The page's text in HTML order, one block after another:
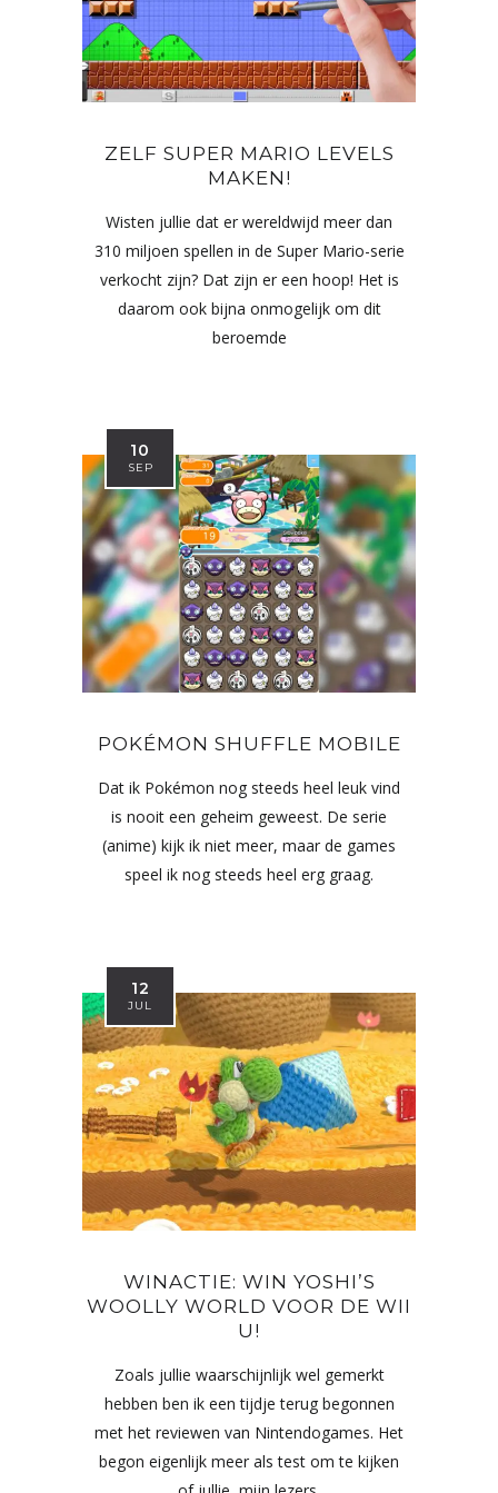
ZELF SUPER MARIO LEVELS
MAKEN!
Wisten jullie dat er wereldwijd meer dan
310 miljoen spellen in de Super Mario-serie
verkocht zijn? Dat zijn er een hoop! Het is
daarom ook bijna onmogelijk om dit
beroemde
10
SEP
POKÉMON SHUFFLE MOBILE
Dat ik Pokémon nog steeds heel leuk vind
is nooit een geheim geweest. De serie
(anime) kijk ik niet meer, maar de games
speel ik nog steeds heel erg graag.
12
JUL
WINACTIE: WIN YOSHI’S
WOOLLY WORLD VOOR DE WII
U!
Zoals jullie waarschijnlijk wel gemerkt
hebben ben ik een tijdje terug begonnen
met het reviewen van Nintendogames. Het
begon eigenlijk meer als test om te kijken